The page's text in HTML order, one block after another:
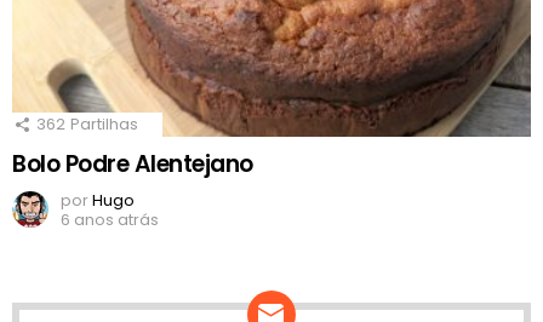
362 Partilhas
Bolo Podre Alentejano
porHugo
6 anos atrás